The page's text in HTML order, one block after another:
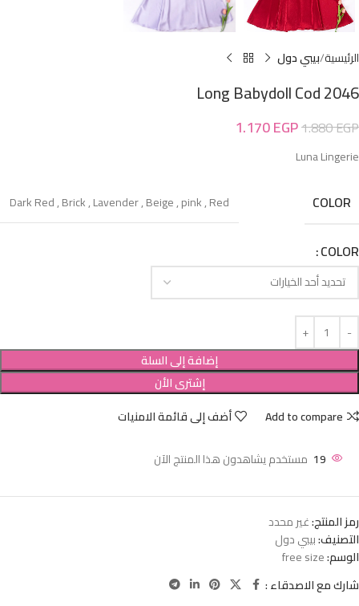
الرئيسية بيبي دول
Long Babydoll Cod 2046
1.880EGP
1.170EGP
Luna Lingerie
COLOR
Dark Red,Brick,Lavender,Beige,pink,Red
COLOR
إضافة إلى السلة
إشترى الأن
Add to compare
أضف إلى قائمة الامنيات
19 مستخدم يشاهدون هذا المنتج الآن
رمز المنتج:غير محدد
التصنيف:بيبي دول
الوسم:free size
شارك مع الاصدقاء :